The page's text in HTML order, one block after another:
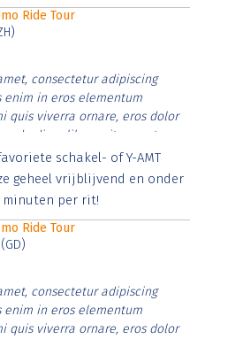
Ride Tour
consectetur adipiscing
enim in eros elementum
quis viverra ornare, eros dolor
diam libero vitae erat.
justo cursus id rutrum lorem
risus tristique posuere.
schakel- of Y-AMT
geheel vrijblijvend en onder
minuten per rit!
Ride Tour
consectetur adipiscing
enim in eros elementum
quis viverra ornare, eros dolor